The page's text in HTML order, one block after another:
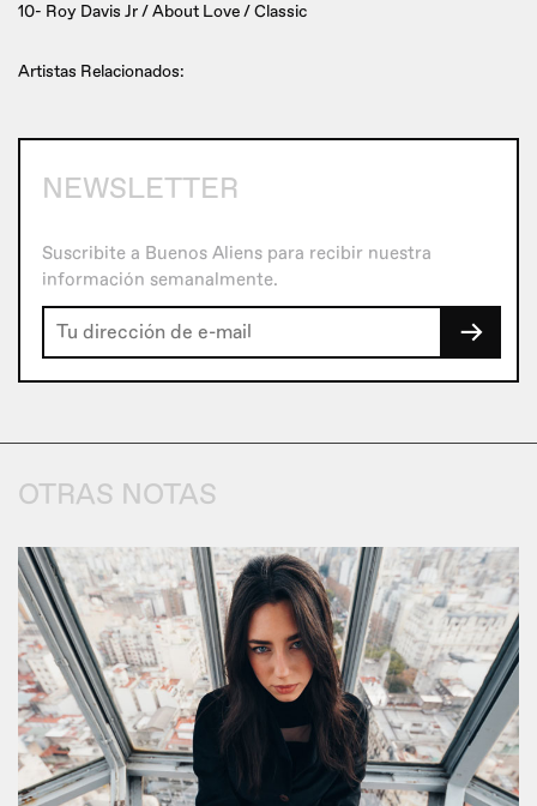
10- Roy Davis Jr / About Love / Classic
Artistas Relacionados:
NEWSLETTER
Suscribite a Buenos Aliens para recibir nuestra
información semanalmente.
→
OTRAS NOTAS